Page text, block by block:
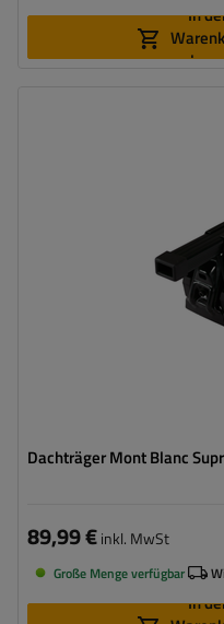
In
Dachträger Mont Blanc
89,99 €inkl. MwSt
Große Menge verfügbar
In